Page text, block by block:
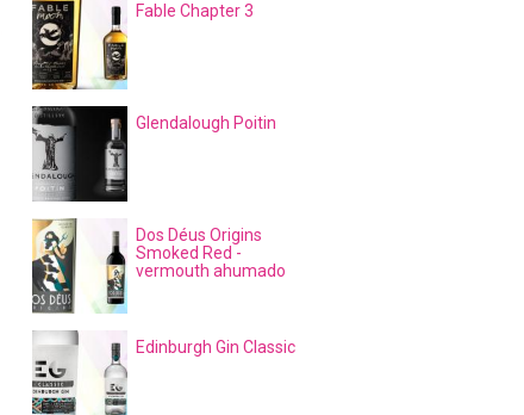
Fable Chapter 3
Glendalough Poitin
Dos Déus Origins
Smoked Red -
vermouth ahumado
Edinburgh Gin Classic